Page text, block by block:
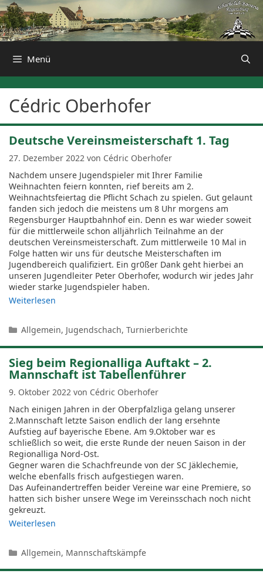
Zum
Inhalt
springen
Menü
Cédric Oberhofer
Deutsche Vereinsmeisterschaft 1. Tag
27. Dezember 2022 von Cédric Oberhofer
Nachdem unsere Jugendspieler mit Ihrer Familie
Weihnachten feiern konnten, rief bereits am 2.
Weihnachtsfeiertag die Pflicht Schach zu spielen. Gut gelaunt
fanden sich jedoch die meistens um 8 Uhr morgens am
Regensburger Hauptbahnhof ein. Denn es war wieder soweit
für die mittlerweile schon alljährlich Teilnahme an der
deutschen Vereinsmeisterschaft. Zum mittlerweile 10 Mal in
Folge hatten wir uns für deutsche Meisterschaften im
Jugendbereich qualifiziert. Ein gr0ßer Dank geht hierbei an
unseren Jugendleiter Peter Oberhofer, wodurch wir jedes Jahr
wieder starke Jugendspieler haben.
Weiterlesen
Kategorien
Allgemein, Jugendschach,Turnierberichte
Sieg beim Regionalliga Auftakt – 2.
Mannschaft ist Tabellenführer
9. Oktober 2022 von Cédric Oberhofer
Nach einigen Jahren in der Oberpfalzliga gelang unserer
2.Mannschaft letzte Saison endlich der lang ersehnte
Aufstieg auf bayerische Ebene. Am 9.Oktober war es
schließlich so weit, die erste Runde der neuen Saison in der
Regionalliga Nord-Ost.
Gegner waren die Schachfreunde von der SC Jäklechemie,
welche ebenfalls frisch aufgestiegen waren.
Das Aufeinandertreffen beider Vereine war eine Premiere, so
hatten sich bisher unsere Wege im Vereinsschach noch nicht
gekreuzt.
Weiterlesen
Kategorien
Allgemein, Mannschaftskämpfe